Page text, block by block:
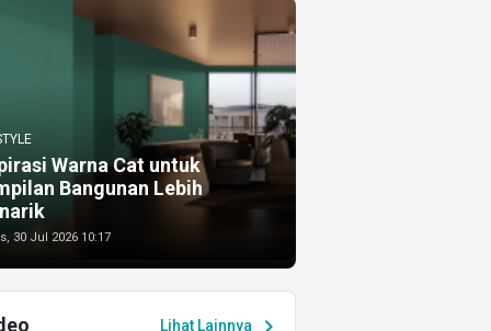
Warna Cat untuk
Bangunan Lebih
30 Jul 2026 10:17
Lihat Lainnya